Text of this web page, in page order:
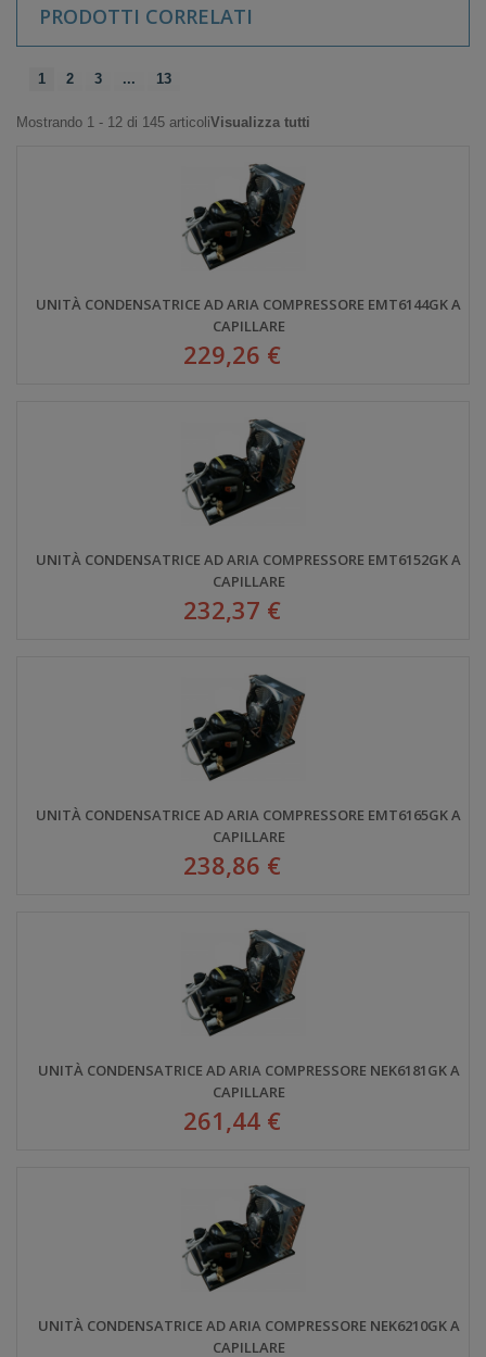
PRODOTTI CORRELATI
1 2 3 ... 13
Mostrando 1 - 12 di 145 articoliVisualizza tutti
UNITÀ CONDENSATRICE AD ARIA COMPRESSORE EMT6144GK A
CAPILLARE
229,26 €
UNITÀ CONDENSATRICE AD ARIA COMPRESSORE EMT6152GK A
CAPILLARE
232,37 €
UNITÀ CONDENSATRICE AD ARIA COMPRESSORE EMT6165GK A
CAPILLARE
238,86 €
UNITÀ CONDENSATRICE AD ARIA COMPRESSORE NEK6181GK A
CAPILLARE
261,44 €
UNITÀ CONDENSATRICE AD ARIA COMPRESSORE NEK6210GK A
CAPILLARE